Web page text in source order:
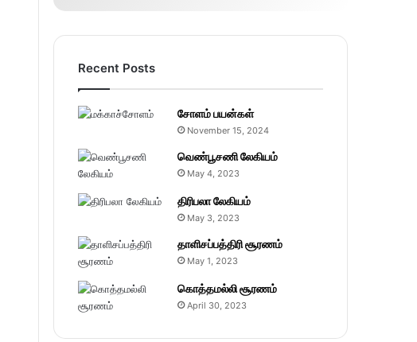
Recent Posts
சோளம் பயன்கள்
November 15, 2024
வெண்பூசணி லேகியம்
May 4, 2023
திரிபலா லேகியம்
May 3, 2023
தாளிசப்பத்திரி சூரணம்
May 1, 2023
கொத்தமல்லி சூரணம்
April 30, 2023